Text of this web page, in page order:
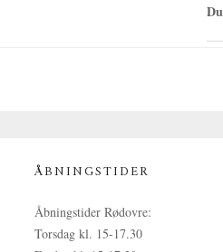
ÅBNINGSTIDER
Åbningstider Rødovre:
Torsdag kl. 15-17.30